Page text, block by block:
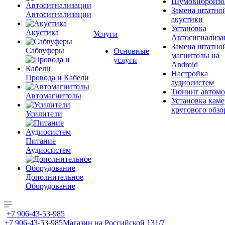
Автосигнализации
Акустика
Сабвуферы
Провода и Кабели
Автомагнитолы
Усилители
Питание
Аудиосистем
Дополнительное
Оборудование
Услуги
Основные
услуги
Замена
акустики
Установка
Замена
магнитолы на
Android
Настройка
аудиосистем
Тюнинг
Установка
кругового
+7 906-43-53-985
+7 906-43-53-985Магазин на Российской 131/7